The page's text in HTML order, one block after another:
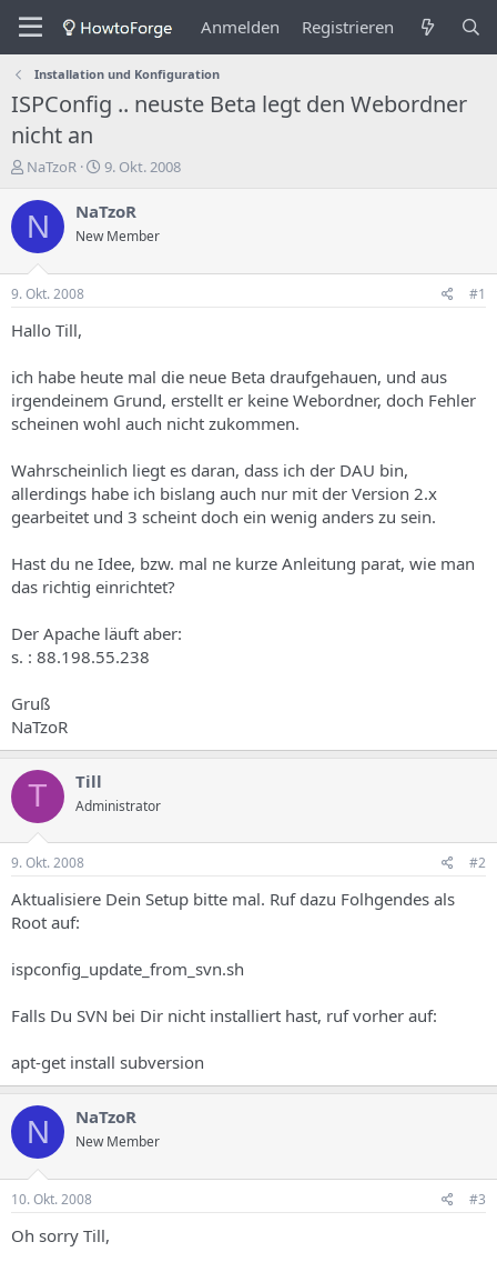
Anmelden Registrieren
Installation und Konfiguration
ISPConfig .. neuste Beta legt den Webordner
nicht an
E
s
e
l
e
r
s
T
h
m
a
s
NaTzoR
E
s
e
d
a
t
m
9. Okt. 2008
N NaTzoR
New Member
9. Okt. 2008 #1
Hallo Till,
ich habe heute mal die neue Beta draufgehauen, und aus
irgendeinem Grund, erstellt er keine Webordner, doch Fehler
scheinen wohl auch nicht zukommen.
Wahrscheinlich liegt es daran, dass ich der DAU bin,
allerdings habe ich bislang auch nur mit der Version 2.x
gearbeitet und 3 scheint doch ein wenig anders zu sein.
Hast du ne Idee, bzw. mal ne kurze Anleitung parat, wie man
das richtig einrichtet?
Der Apache läuft aber:
s. : 88.198.55.238
Gruß
NaTzoR
T Till
Administrator
9. Okt. 2008 #2
Aktualisiere Dein Setup bitte mal. Ruf dazu Folhgendes als
Root auf:
ispconfig_update_from_svn.sh
Falls Du SVN bei Dir nicht installiert hast, ruf vorher auf:
apt-get install subversion
N NaTzoR
New Member
10. Okt. 2008 #3
Oh sorry Till,